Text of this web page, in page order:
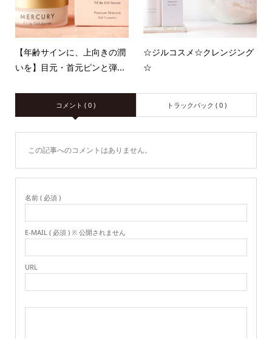
【年齢サインに、上向きの潤
いを】目元・首元ピンと弾...
☆ジルコスメ☆クレンジング
☆
コメント ( 0 ) トラックバック ( 0 )
この記事へのコメントはありません。
名前 ( 必須 )
E-MAIL ( 必須 ) ※ 公開されません
URL